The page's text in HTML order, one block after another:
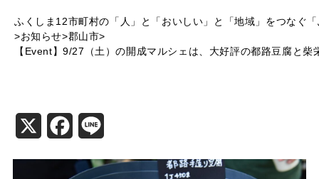
ふくしま12市町村の「人」と「おいしい」と「地域」をつなぐ
>お知らせ>郡山市>
【Event】9/27（土）の開成マルシェは、大好評の都路豆腐と
Facebook